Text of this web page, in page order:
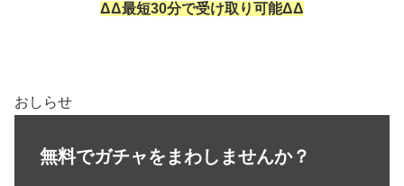
ΔΔ最短30分で受け取り可能ΔΔ
おしらせ
無料でガチャをまわしませんか？